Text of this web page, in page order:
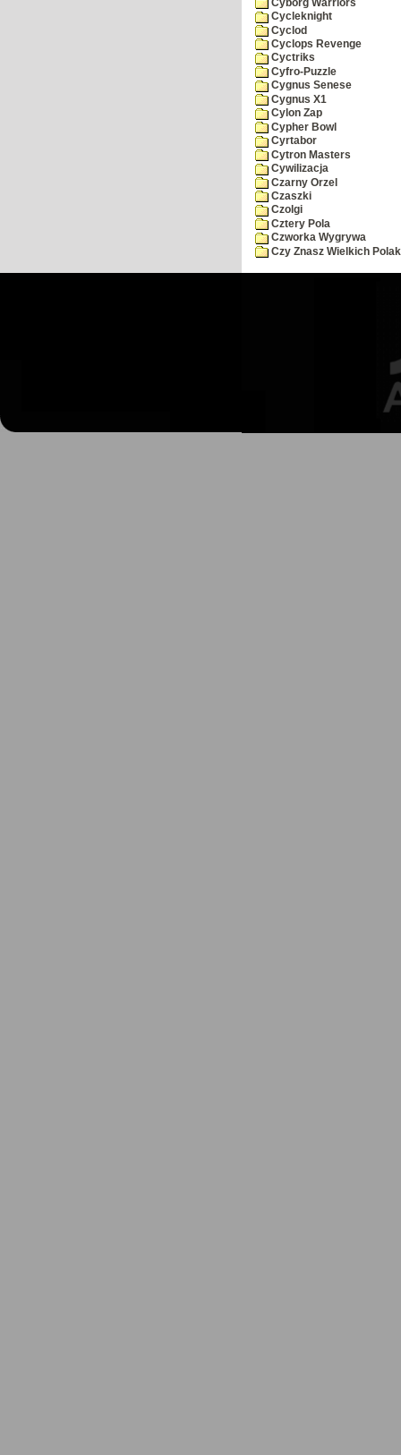
Cyborg Warriors
Cycleknight
Cyclod
Cyclops Revenge
Cyctriks
Cyfro-Puzzle
Cygnus Senese
Cygnus X1
Cylon Zap
Cypher Bowl
Cyrtabor
Cytron Masters
Cywilizacja
Czarny Orzel
Czaszki
Czolgi
Cztery Pola
Czworka Wygrywa
Czy Znasz Wielkich